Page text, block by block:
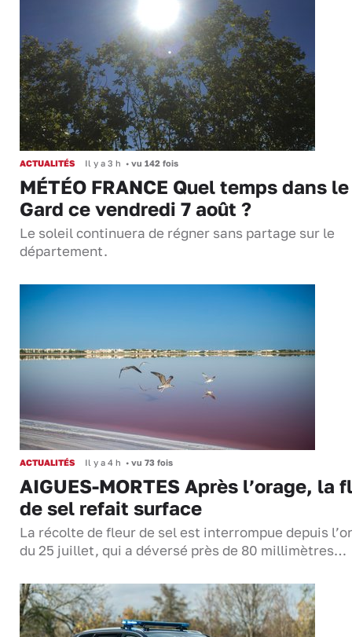
ACTUALITÉS Il y a 3 h • vu 142 fois
MÉTÉO FRANCE Quel temps dans le
Gard ce vendredi 7 août ?
Le soleil continuera de régner sans partage sur le
département.
ACTUALITÉS Il y a 4 h • vu 73 fois
AIGUES-MORTES Après l’orage, la
de sel refait surface
La récolte de fleur de sel est interrompue depuis
du 25 juillet, qui a déversé près de 80 millimètres…